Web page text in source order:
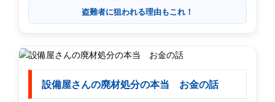
盗難者に狙われる理由もこれ！
設備屋さんの廃材処分の本当 お金の話